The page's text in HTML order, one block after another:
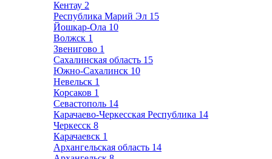
Кентау 2
Республика Марий Эл 15
Йошкар-Ола 10
Волжск 1
Звенигово 1
Сахалинская область 15
Южно-Сахалинск 10
Невельск 1
Корсаков 1
Севастополь 14
Карачаево-Черкесская Республика 14
Черкесск 8
Карачаевск 1
Архангельская область 14